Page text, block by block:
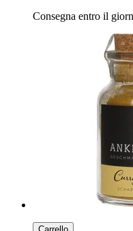
Consegna entro il